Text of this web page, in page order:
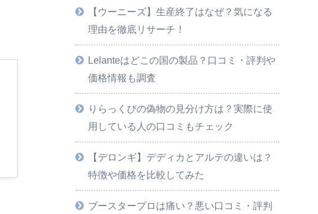
【ウーニーズ】生産終了はなぜ？気になる
理由を徹底リサーチ！
Lelanteはどこの国の製品？口コミ・評判や
価格情報も調査
りらっくびの偽物の見分け方は？実際に使
用している人の口コミもチェック
【デロンギ】デディカとアルテの違いは？
特徴や価格を比較してみた
ブースタープロは痛い？悪い口コミ・評判